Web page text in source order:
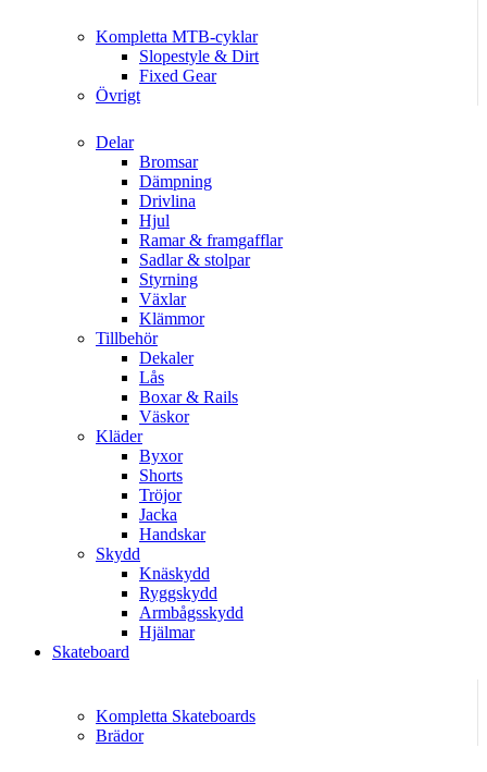
Kompletta MTB-cyklar
Slopestyle & Dirt
Fixed Gear
Övrigt
Delar
Bromsar
Dämpning
Drivlina
Hjul
Ramar & framgafflar
Sadlar & stolpar
Styrning
Växlar
Klämmor
Tillbehör
Dekaler
Lås
Boxar & Rails
Väskor
Kläder
Byxor
Shorts
Tröjor
Jacka
Handskar
Skydd
Knäskydd
Ryggskydd
Armbågsskydd
Hjälmar
Skateboard
Kompletta Skateboards
Brädor